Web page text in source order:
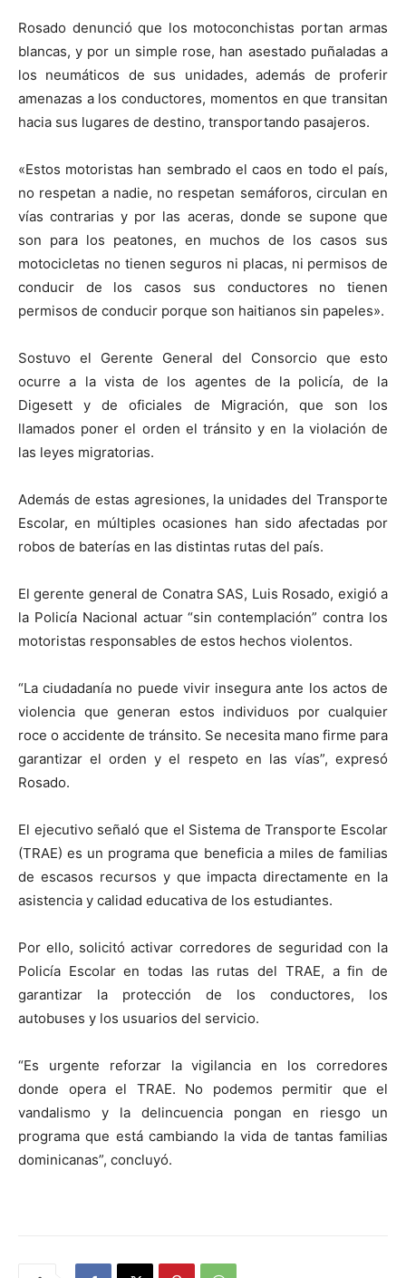
Rosado denunció que los motoconchistas portan armas
blancas, y por un simple rose, han asestado puñaladas a
los neumáticos de sus unidades, además de proferir
amenazas a los conductores, momentos en que transitan
hacia sus lugares de destino, transportando pasajeros.
«Estos motoristas han sembrado el caos en todo el país,
no respetan a nadie, no respetan semáforos, circulan en
vías contrarias y por las aceras, donde se supone que
son para los peatones, en muchos de los casos sus
motocicletas no tienen seguros ni placas, ni permisos de
conducir de los casos sus conductores no tienen
permisos de conducir porque son haitianos sin papeles».
Sostuvo el Gerente General del Consorcio que esto
ocurre a la vista de los agentes de la policía, de la
Digesett y de oficiales de Migración, que son los
llamados poner el orden el tránsito y en la violación de
las leyes migratorias.
Además de estas agresiones, la unidades del Transporte
Escolar, en múltiples ocasiones han sido afectadas por
robos de baterías en las distintas rutas del país.
El gerente general de Conatra SAS, Luis Rosado, exigió a
la Policía Nacional actuar “sin contemplación” contra los
motoristas responsables de estos hechos violentos.
“La ciudadanía no puede vivir insegura ante los actos de
violencia que generan estos individuos por cualquier
roce o accidente de tránsito. Se necesita mano firme para
garantizar el orden y el respeto en las vías”, expresó
Rosado.
El ejecutivo señaló que el Sistema de Transporte Escolar
(TRAE) es un programa que beneficia a miles de familias
de escasos recursos y que impacta directamente en la
asistencia y calidad educativa de los estudiantes.
Por ello, solicitó activar corredores de seguridad con la
Policía Escolar en todas las rutas del TRAE, a fin de
garantizar la protección de los conductores, los
autobuses y los usuarios del servicio.
“Es urgente reforzar la vigilancia en los corredores
donde opera el TRAE. No podemos permitir que el
vandalismo y la delincuencia pongan en riesgo un
programa que está cambiando la vida de tantas familias
dominicanas”, concluyó.